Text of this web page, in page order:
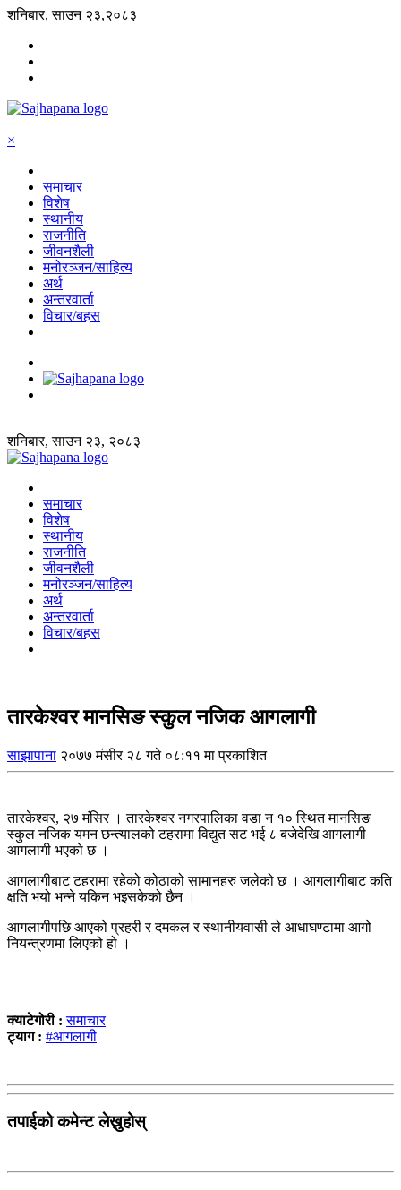
शनिबार, साउन २३,२०८३
×
समाचार
विशेष
स्थानीय
राजनीति
जीवनशैली
मनोरञ्जन/साहित्य
अर्थ
अन्तरवार्ता
विचार/बहस
शनिबार, साउन २३, २०८३
समाचार
विशेष
स्थानीय
राजनीति
जीवनशैली
मनोरञ्जन/साहित्य
अर्थ
अन्तरवार्ता
विचार/बहस
तारकेश्वर मानसिङ स्कुल नजिक आगलागी
साझापाना २०७७ मंसीर २८ गते ०८:११ मा प्रकाशित
तारकेश्वर, २७ मंसिर । तारकेश्वर नगरपालिका वडा न १० स्थित मानसिङ
स्कुल नजिक यमन छन्त्यालको टहरामा विद्युत सट भई ८ बजेदेखि आगलागी
आगलागी भएको छ ।
आगलागीबाट टहरामा रहेको कोठाको सामानहरु जलेको छ । आगलागीबाट कति
क्षति भयो भन्ने यकिन भइसकेको छैन ।
आगलागीपछि आएको प्रहरी र दमकल र स्थानीयवासी ले आधाघण्टामा आगो
नियन्त्रणमा लिएको हो ।
क्याटेगोरी :समाचार
ट्याग : #आगलागी
तपाईको कमेन्ट लेख्नुहोस्